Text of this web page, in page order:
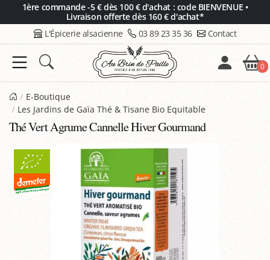
1ère commande -5 € dès 100 € d'achat : code BIENVENUE •
Livraison offerte dès 160 € d'achat*
L'Épicerie alsacienne 03 89 23 35 36 Contact
0
E-Boutique
Les Jardins de Gaïa Thé & Tisane Bio Equitable
Thé Vert Agrume Cannelle Hiver Gourmand
Panneau de gestion des cookies